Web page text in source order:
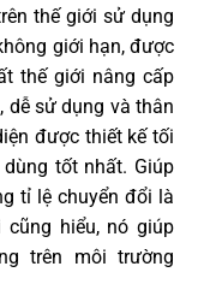
thế giới sử dụng
giới hạn, được
thế giới nâng cấp
dễ sử dụng và thân
được thiết kế tối
tốt nhất. Giúp
tỉ lệ chuyển đổi là
hiểu, nó giúp
trên môi trường